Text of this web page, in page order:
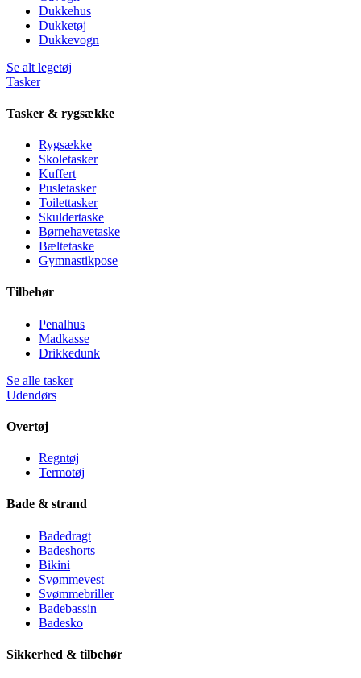
Dukkehus
Dukketøj
Dukkevogn
Se alt legetøj
Tasker
Tasker & rygsække
Rygsække
Skoletasker
Kuffert
Pusletasker
Toilettasker
Skuldertaske
Børnehavetaske
Bæltetaske
Gymnastikpose
Tilbehør
Penalhus
Madkasse
Drikkedunk
Se alle tasker
Udendørs
Overtøj
Regntøj
Termotøj
Bade & strand
Badedragt
Badeshorts
Bikini
Svømmevest
Svømmebriller
Badebassin
Badesko
Sikkerhed & tilbehør